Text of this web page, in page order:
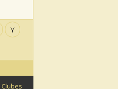
Y
Clubes